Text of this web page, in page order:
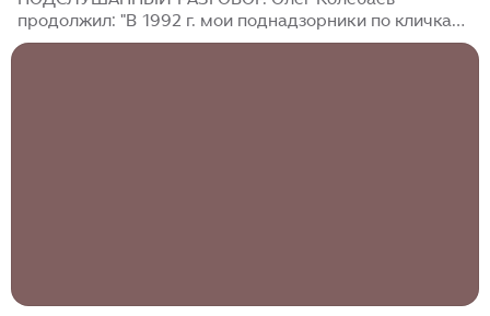
продолжил: "В 1992 г. мои поднадзорники по кличкам
Филя и Гриня привыкли, что я их проверяю до 10-00